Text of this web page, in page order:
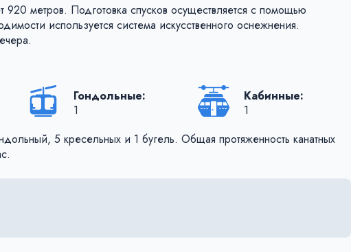
метров. Подготовка спусков осуществляется с помощью
используется система искусственного оснежнения.
Гондольные:
1
Кабинные:
1
5 кресельных и 1 бугель. Общая протяженность канатных